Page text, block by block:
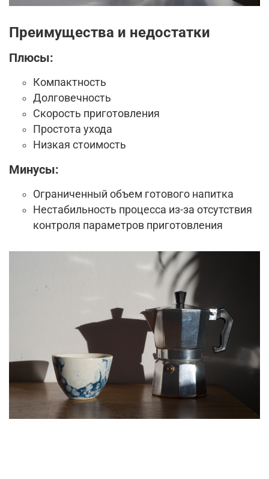
Преимущества и недостатки
Плюсы:
Компактность
Долговечность
Скорость приготовления
Простота ухода
Низкая стоимость
Минусы:
Ограниченный объем готового напитка
Нестабильность процесса из-за отсутствия
контроля параметров приготовления